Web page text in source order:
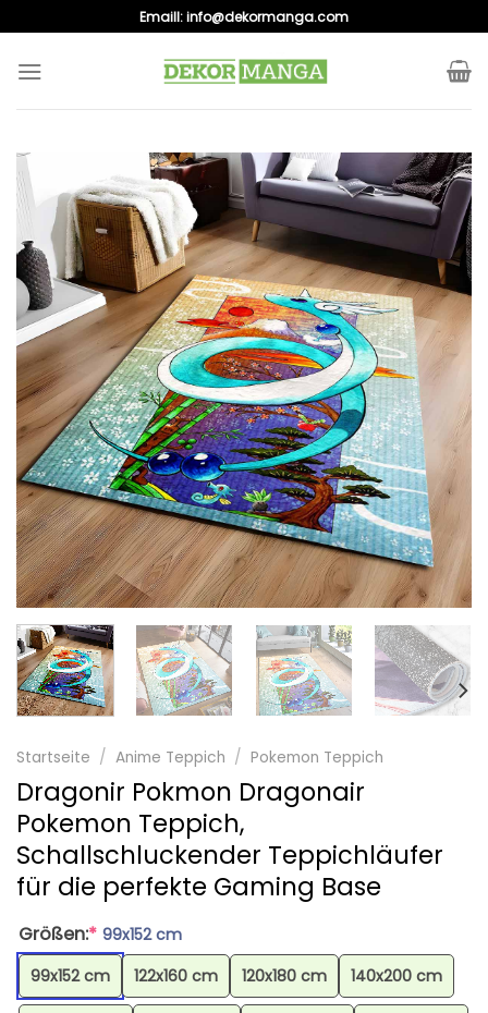
to
content
Emaill:info@dekormanga.com
Startseite / Anime Teppich / Pokemon Teppich
Dragonir Pokmon Dragonair
Pokemon Teppich,
Schallschluckender Teppichläufer
für die perfekte Gaming Base
Größen:* 99x152 cm
99x152 cm
122x160 cm 120x180 cm 140x200 cm